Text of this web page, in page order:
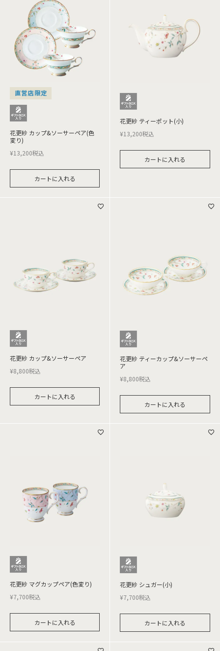
直営店限定
花更紗 カップ&ソーサーペア(色
変り)
¥13,200税込
カートに入れる
花更紗 ティーポット(小)
¥13,200税込
カートに入れる
花更紗 カップ&ソーサーペア
¥8,800税込
カートに入れる
花更紗 ティーカップ&ソーサーペ
ア
¥8,800税込
カートに入れる
花更紗 マグカップペア(色変り)
¥7,700税込
カートに入れる
花更紗 シュガー(小)
¥7,700税込
カートに入れる